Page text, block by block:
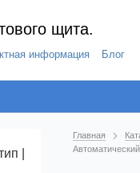
щита.
информация Блог
Главная